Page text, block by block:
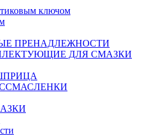
ключом
ПРЕНАДЛЕЖНОСТИ
ДЛЯ СМАЗКИ